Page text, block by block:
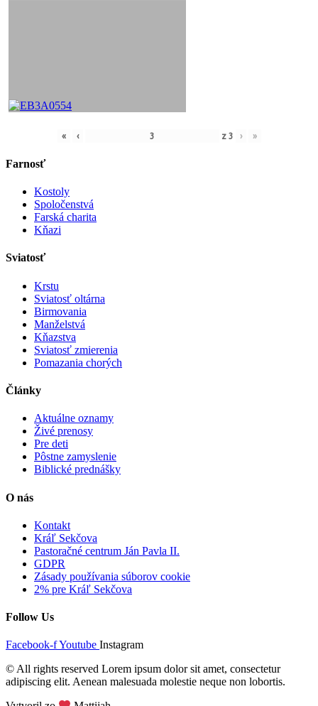
« ‹ z 3 › »
Farnosť
Kostoly
Spoločenstvá
Farská charita
Kňazi
Sviatosť
Krstu
Sviatosť oltárna
Birmovania
Manželstvá
Kňazstva
Sviatosť zmierenia
Pomazania chorých
Články
Aktuálne oznamy
Živé prenosy
Pre deti
Pôstne zamyslenie
Biblické prednášky
O nás
Kontakt
Kráľ Sekčova
Pastoračné centrum Ján Pavla II.
GDPR
Zásady používania súborov cookie
2% pre Kráľ Sekčova
Follow Us
Facebook-fYoutube Instagram
© All rights reserved Lorem ipsum dolor sit amet, consectetur
adipiscing elit. Aenean malesuada molestie neque non lobortis.